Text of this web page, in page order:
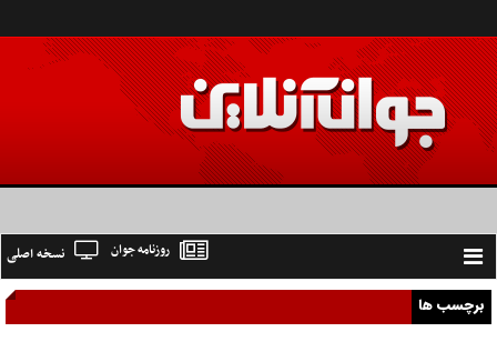
Toggle
navigation
نسخه اصلی روزنامه جوان
برچسب ها